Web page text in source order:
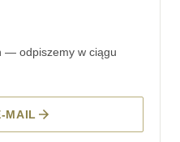
— odpiszemy w ciągu
MAIL